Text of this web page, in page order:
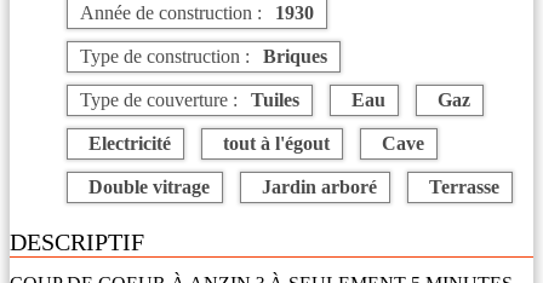
Année de construction : 1930
Type de construction : Briques
Type de couverture : Tuiles Eau Gaz
Electricité tout à l'égout Cave
Double vitrage Jardin arboré Terrasse
DESCRIPTIF